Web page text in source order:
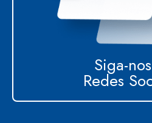
Siga-
Redes